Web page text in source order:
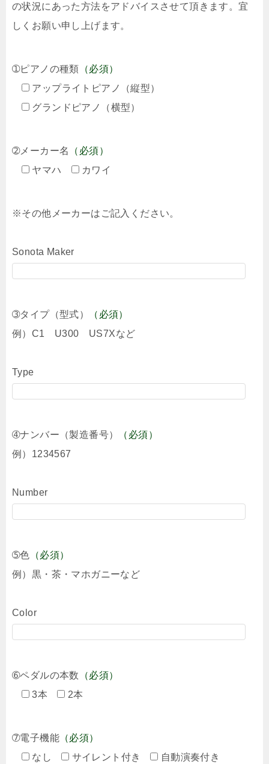
の状況にあった方法をアドバイスさせて頂きます。宜
しくお願い申し上げます。
➀ピアノの種類 （必須）
アップライトピアノ（縦型）
グランドピアノ（横型）
➁メーカー名
（必須）
ヤマハ
カワイ
※その他メーカーはご記入ください。
Sonota Maker
➂タイプ（型式）
（必須）
例）C1 U300 US7Xなど
Type
➃ナンバー（製造番号）
（必須）
例）1234567
Number
➄色 （必須）
例）黒・茶・マホガニーなど
Color
➅ペダルの本数
（必須）
3本
2本
➆電子機能 （必須）
なし
サイレント付き 自動演奏付き